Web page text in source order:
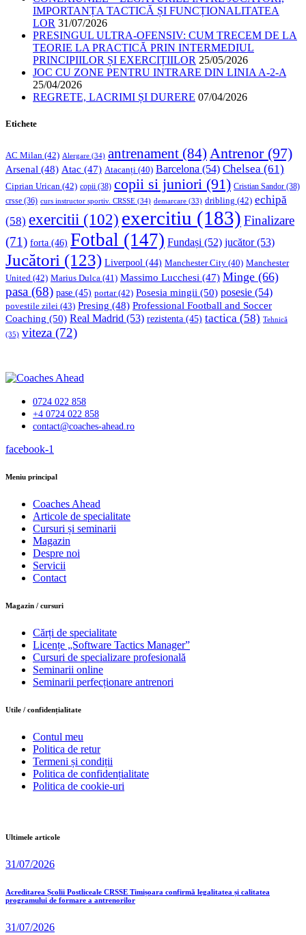
IMPORTANȚA TACTICĂ ȘI FUNCȚIONALITATEA
LOR 31/07/2026
PRESINGUL ULTRA-OFENSIV: CUM TRECEM DE LA
TEORIE LA PRACTICĂ PRIN INTERMEDIUL
PRINCIPIILOR ȘI EXERCIȚIILOR 25/05/2026
JOC CU ZONE PENTRU INTRARE DIN LINIA A-2-A
25/04/2026
REGRETE, LACRIMI ȘI DURERE 07/04/2026
Etichete
AC Milan (42) Alergare (34) antrenament (84) Antrenor(97)
Arsenal (48) Atac (47) Atacanți (40) Barcelona (54) Chelsea (61)
Ciprian Urican (42) copii (38) copii si juniori (91) Cristian Sandor (38)
crsse (36) curs instructor sportiv. CRSSE (34) demarcare (33) dribling (42) echipă
(58) exercitii (102) exercitiu (183) Finalizare
(71) forta (46) Fotbal (147) Fundași (52) jucător(53)
Jucători (123) Liverpool (44) Manchester City (40) Manchester
United (42) Marius Dulca (41) Massimo Lucchesi (47) Minge (66)
pasa (68) pase (45) portar(42) Posesia mingii (50) posesie (54)
povestile zilei (43) Presing (48) Professional Football and Soccer
Coaching (50) Real Madrid (53) rezistenta (45) tactica (58) Tehnică
(35) viteza (72)
0724 022 858
+4 0724 022 858
contact@coaches-ahead.ro
facebook-1
Meniu principal
Coaches Ahead
Articole de specialitate
Cursuri și seminarii
Magazin
Despre noi
Servicii
Contact
Magazin / cursuri
Cărți de specialitate
Licențe „Software Tactics Manager”
Cursuri de specializare profesională
Seminarii online
Seminarii perfecționare antrenori
Utile / confidențialitate
Contul meu
Politica de retur
Termeni și condiții
Politica de confidențialitate
Politica de cookie-uri
Ultimele articole
31/07/2026
Acreditarea Școlii Postliceale CRSSE Timișoara confirmă legalitatea și calitatea
programului de formare a antrenorilor
31/07/2026